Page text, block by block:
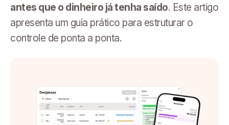
antes que o dinheiro já tenha saído. Este artigo
apresenta um guia prático para estruturar o
controle de ponta a ponta.